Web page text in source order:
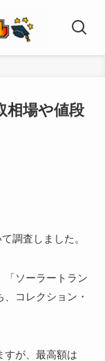
相場や値段
調査しました。
「ソーラートラン
コレクション・
すが、最高額は